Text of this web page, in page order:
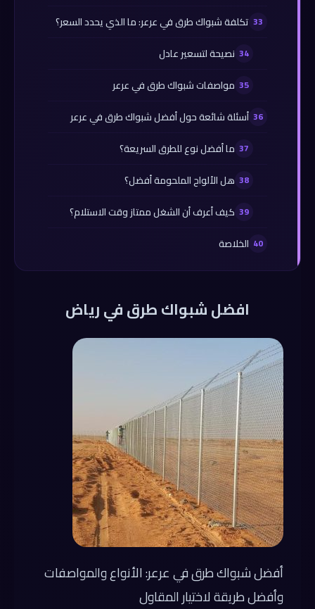
تكلفة شبواك طرق في عرعر: ما الذي يحدد السعر؟
نصيحة لتسعير عادل
مواصفات شبواك طرق في عرعر
أسئلة شائعة حول أفضل شبواك طرق في عرعر
ما أفضل نوع للطرق السريعة؟
هل الألواح الملحومة أفضل؟
كيف أعرف أن الشغل ممتاز وقت الاستلام؟
الخلاصة
افضل شبواك طرق في رياض
أفضل شبواك طرق في عرعر: الأنواع والمواصفات
وأفضل طريقة لاختيار المقاول